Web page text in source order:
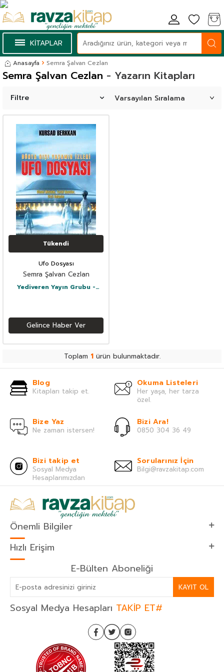
KİTAPLAR
Anasayfa Semra Şalvan Cezlan
- Yazarın Kitapları
Semra Şalvan Cezlan
Filtre
Tükendi
Ufo Dosyası
Semra Şalvan Cezlan
Yediveren Yayın Grubu -
Gelince Haber Ver
Toplam 1ürün bulunmaktadır.
Blog
Kitapları takip et.
Okuma Listeleri
Her yaşa, her tarza
özel.
Bize Yaz
Ne zaman istersen!
Bizi Ara!
0850 304 36 49
Bizi takip et
Sosyal Medya
Hesaplarımızdan
Sorularınız İçin
Bilgi@ravzakitap.com
Önemli Bilgiler
Hızlı Erişim
E-Bülten Aboneliği
KAYIT OL
Sosyal Medya Hesapları TAKİP ET#